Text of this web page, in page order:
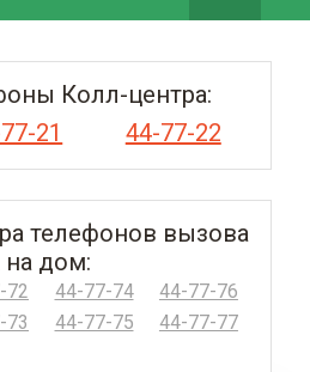
Колл-центра:
21
44-77-22
телефонов вызова
на дом:
72
73
44-77-74
44-77-75
44-77-76
44-77-77